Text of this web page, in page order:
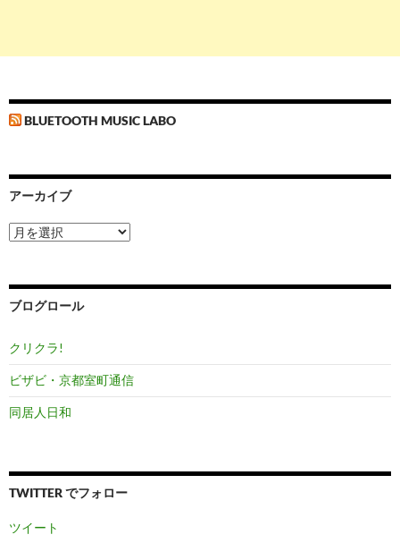
BLUETOOTH MUSIC LABO
アーカイブ
ア
ー
ブ
ブログロール
クリクラ!
ビザビ・京都室町通信
同居人日和
TWITTER でフォロー
ツイート